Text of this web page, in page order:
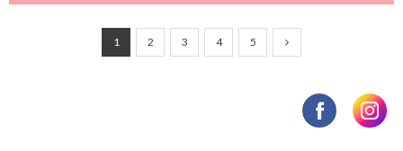
1 2 3 4 5